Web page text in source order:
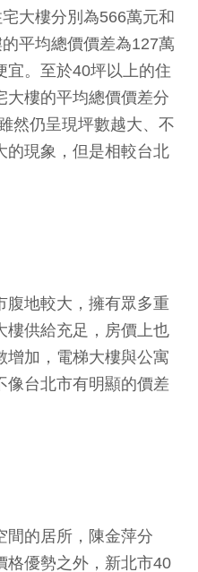
大樓分別為566萬元和
平均總價價差為127萬
宜。至於40坪以上的住
大樓的平均總價價差分
然仍呈現坪數越大、不
的現象，但是相較台北
腹地較大，擁有眾多重
樓供給充足，房價上也
增加，電梯大樓與公寓
像台北市有明顯的價差
間的居所，陳金萍分
格優勢之外，新北市40